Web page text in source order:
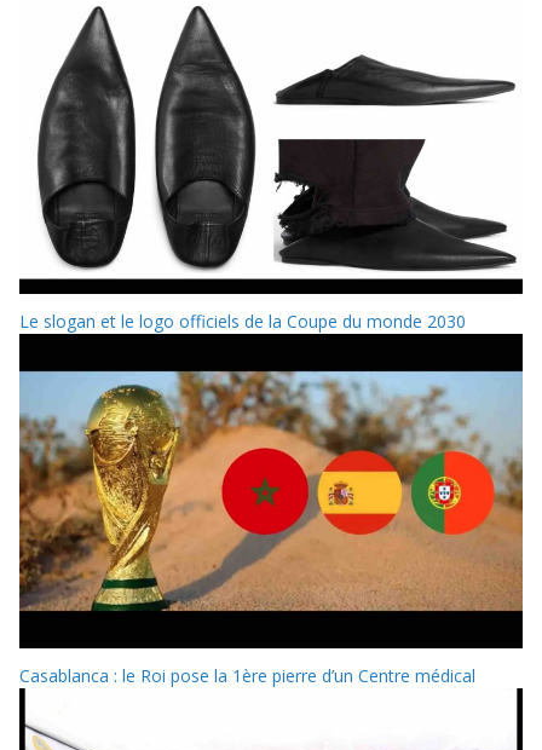
Le slogan et le logo officiels de la Coupe du monde 2030
Casablanca : le Roi pose la 1ère pierre d’un Centre médical